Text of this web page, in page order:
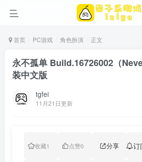
首页 PC游戏 角色扮演 正文
永不孤单 Build.16726002（
装中文版
tgfei
11月21日更新
收藏1 点赞0 分享 订